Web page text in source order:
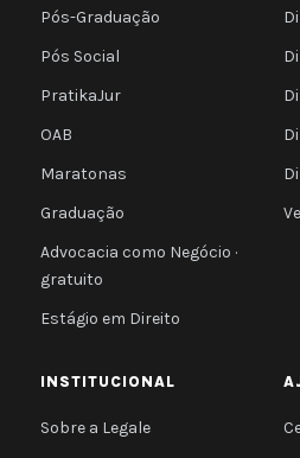
Pós-Graduação
Pós Social
PratikaJur
OAB
Maratonas
Graduação
Advocacia como Negócio ·
gratuito
Estágio em Direito
INSTITUCIONAL
Sobre a Legale